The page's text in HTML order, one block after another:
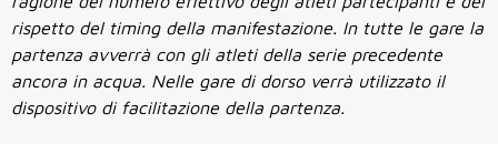
rispetto del timing della manifestazione. In tutte le gare la
partenza avverrà con gli atleti della serie precedente
ancora in acqua. Nelle gare di dorso verrà utilizzato il
dispositivo di facilitazione della partenza.